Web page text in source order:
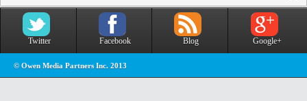
Twitter Facebook Blog Google+
© Owen Media Partners Inc. 2013